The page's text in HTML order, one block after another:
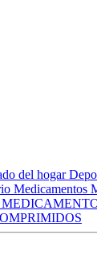
del hogar
Medicamentos